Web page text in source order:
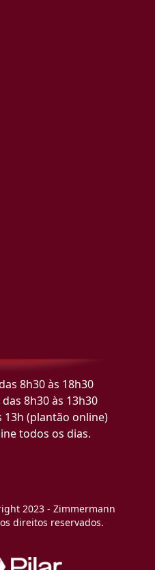
8h30 às 18h30
8h30 às 13h30
13h (plantão online)
todos os dias.
2023 - Zimmermann
direitos reservados.